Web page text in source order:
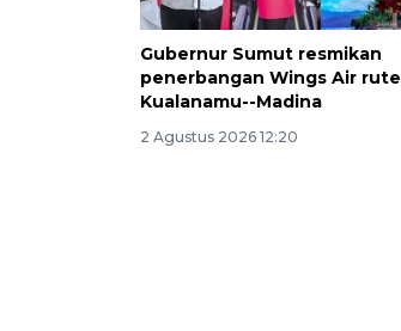
Gubernur Sumut resmikan
penerbangan Wings Air rute
Kualanamu--Madina
2 Agustus 2026 12:20